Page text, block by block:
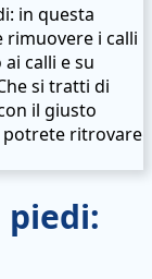
in questa
i calli
calli e su
si tratti di
il giusto
potrete ritrovare
piedi: